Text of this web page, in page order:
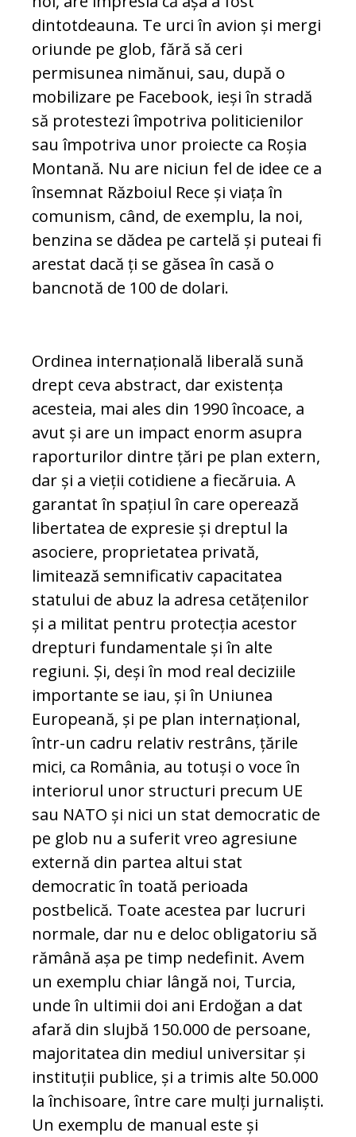
dintotdeauna. Te urci în avion și mergi
oriunde pe glob, fără să ceri
permisunea nimănui, sau, după o
mobilizare pe Facebook, ieși în stradă
să protestezi împotriva politicienilor
sau împotriva unor proiecte ca Roșia
Montană. Nu are niciun fel de idee ce a
însemnat Războiul Rece și viața în
comunism, când, de exemplu, la noi,
benzina se dădea pe cartelă și puteai fi
arestat dacă ți se găsea în casă o
bancnotă de 100 de dolari.
Ordinea internațională liberală sună
drept ceva abstract, dar existența
acesteia, mai ales din 1990 încoace, a
avut și are un impact enorm asupra
raporturilor dintre țări pe plan extern,
dar și a vieții cotidiene a fiecăruia. A
garantat în spațiul în care operează
libertatea de expresie și dreptul la
asociere, proprietatea privată,
limitează semnificativ capacitatea
statului de abuz la adresa cetățenilor
și a militat pentru protecția acestor
drepturi fundamentale și în alte
regiuni. Și, deși în mod real deciziile
importante se iau, și în Uniunea
Europeană, și pe plan internațional,
într-un cadru relativ restrâns, țările
mici, ca România, au totuși o voce în
interiorul unor structuri precum UE
sau NATO și nici un stat democratic de
pe glob nu a suferit vreo agresiune
externă din partea altui stat
democratic în toată perioada
postbelică. Toate acestea par lucruri
normale, dar nu e deloc obligatoriu să
rămână așa pe timp nedefinit. Avem
un exemplu chiar lângă noi, Turcia,
unde în ultimii doi ani Erdoğan a dat
afară din slujbă 150.000 de persoane,
majoritatea din mediul universitar și
instituții publice, și a trimis alte 50.000
la închisoare, între care mulți jurnaliști.
Un exemplu de manual este și